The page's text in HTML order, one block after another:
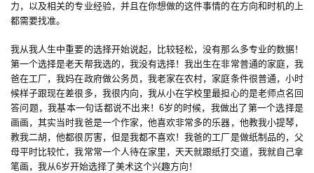
力，以及相关的专业经验，并且在你想做的这件事情的在方向和时机的上
都需要找准。
我从我人生中重要的选择开始说起，比较轻松，没有那么多专业的数据！
第一个选择是老天帮我选的，我没有选择！我出生在非常普通的家庭，我
爸在工厂，我妈在政府做公务员，我老家在农村，家庭条件很普通，小时
候样子跟现在差很多，我很内向，我从小在学校里最担心的是老师点名回
答问题，我基本一句话都说不出来！6岁的时候，我做出了第一个选择是
画画，其实当时我爸是一个作家，他喜欢非常多的乐器，他教我小提琴，
教我二胡，他都很厉害，但是我都不喜欢！我爸的工厂是做纸制品的，父
母平时比较忙，我常常一个人待在家里，天天就跟纸打交道，我就自己拿
笔画，我从6岁开始选择了美术这个兴趣方向！